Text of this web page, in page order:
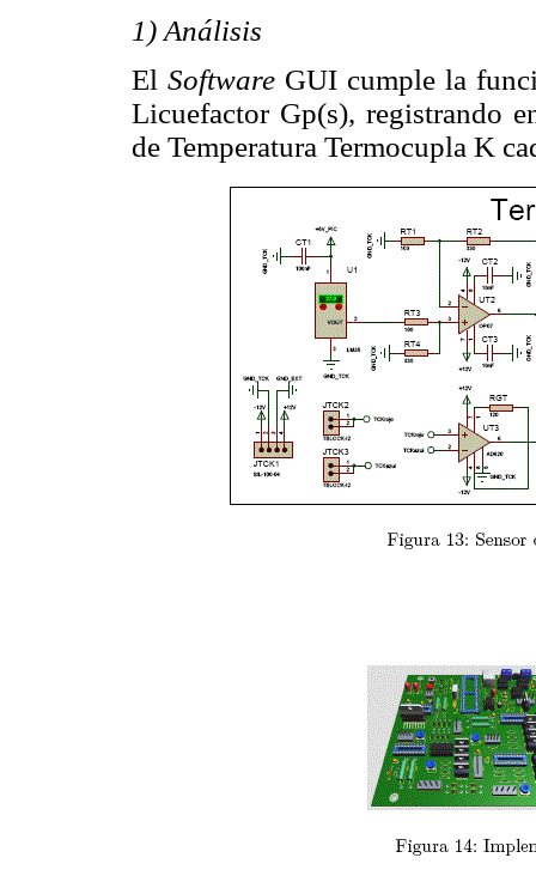
1) Análisis
ElSoftware GUI cumple la
Licuefactor Gp(s), registrando
de Temperatura Termocupla K